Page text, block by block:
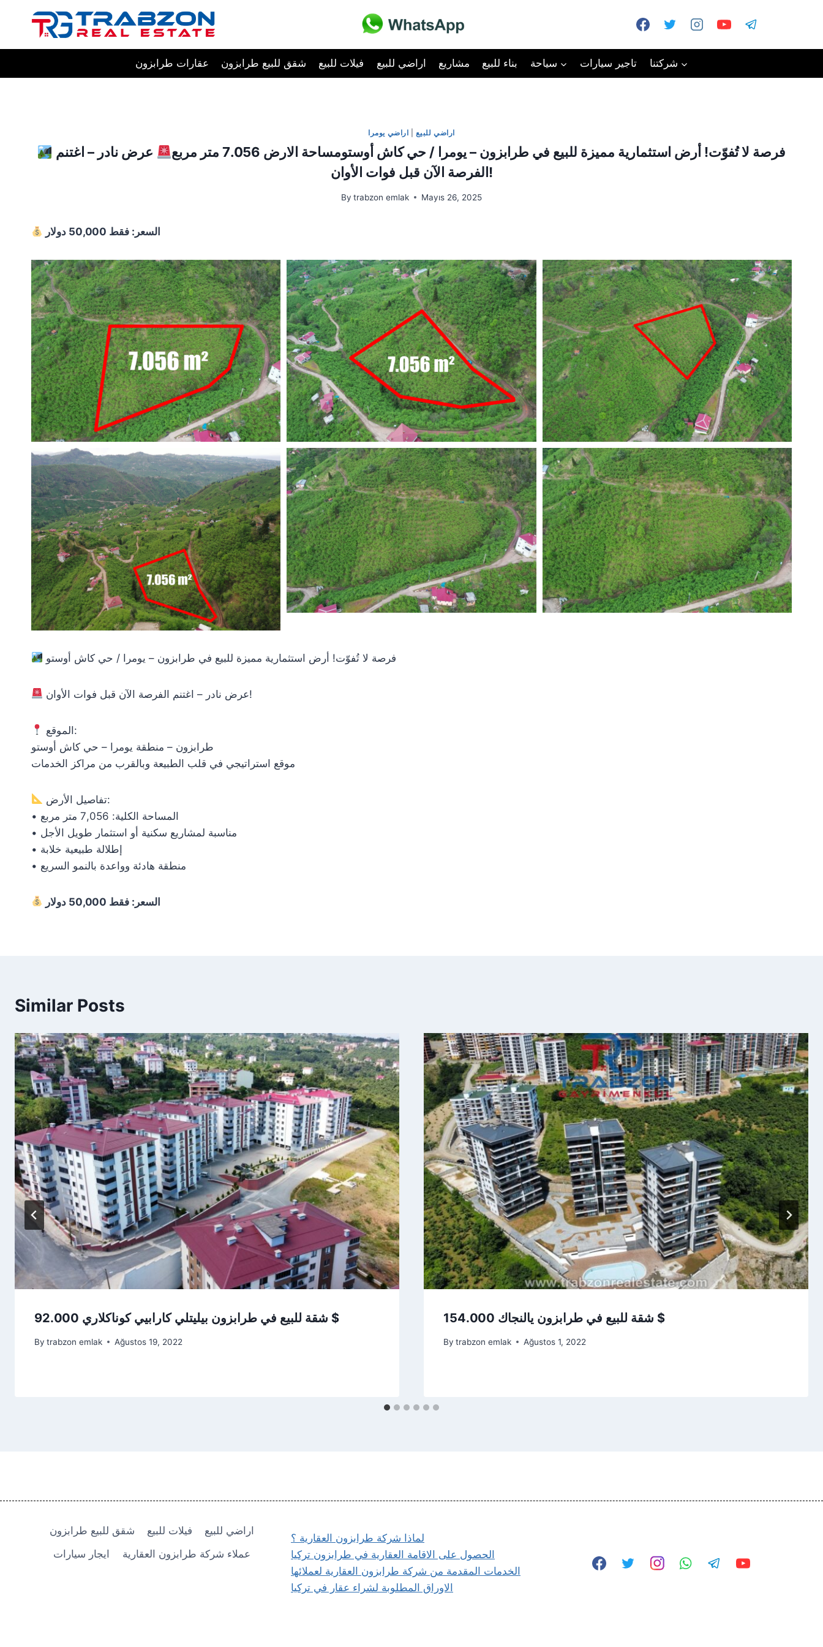
عقارات طرابزون
شقق للبيع طرابزون فيلات للبيع اراضي للبيع مشاريع بناء للبيع سياحة تاجير سيارات شركتنا
اراضي للبيع| اراضي يومرا
فرصة لا تُفوّت! أرض استثمارية مميزة للبيع في طرابزون – يومرا / حي كاش أوستومساحة الارض 7.056 متر مربع
عرض نادر – اغتنم
الفرصة الآن قبل فوات الأوان!
By trabzon emlak Mayıs 26, 2025
السعر: فقط 50,000 دولار
فرصة لا تُفوّت! أرض استثمارية مميزة للبيع في طرابزون – يومرا / حي كاش أوستو
عرض نادر – اغتنم الفرصة الآن قبل فوات الأوان!
الموقع:
طرابزون – منطقة يومرا – حي كاش أوستو
موقع استراتيجي في قلب الطبيعة وبالقرب من مراكز الخدمات
تفاصيل الأرض:
• المساحة الكلية: 7,056 متر مربع
• مناسبة لمشاريع سكنية أو استثمار طويل الأجل
• إطلالة طبيعية خلابة
• منطقة هادئة وواعدة بالنمو السريع
السعر: فقط 50,000 دولار
Similar Posts
شقة للبيع في طرابزون بيليتلي كارابيي كوناكلاري 92.000 $
By trabzon emlak Ağustos 19, 2022
شقة للبيع في طرابزون يالنجاك 154.000 $
By trabzon emlak Ağustos 1, 2022
شقق للبيع طرابزون فيلات للبيع
اراضي للبيع
ايجار سيارات
عملاء شركة طرابزون العقارية
لماذا شركة طرابزون العقارية ؟
الحصول على الاقامة العقارية في طرابزون تركيا
الخدمات المقدمة من شركة طرابزون العقارية لعملائها
الاوراق المطلوبة لشراء عقار في تركيا